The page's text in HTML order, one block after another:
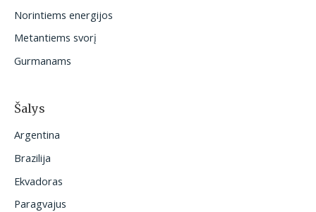
:
Norintiems energijos
Metantiems svorį
Gurmanams
Šalys
Argentina
Brazilija
Ekvadoras
Paragvajus